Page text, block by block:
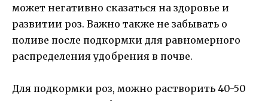
может негативно сказаться на здоровье и
развитии роз. Важно также не забывать о
поливе после подкормки для равномерного
распределения удобрения в почве.
Для подкормки роз, можно растворить 40-50